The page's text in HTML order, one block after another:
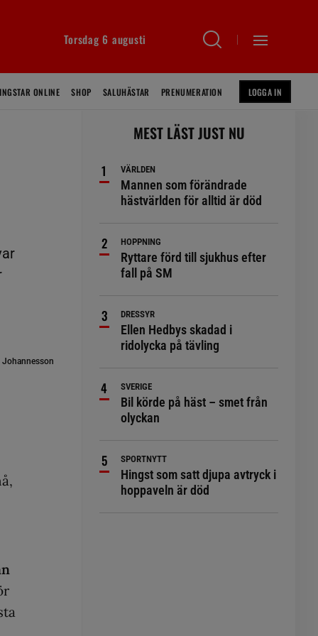
Torsdag 6 augusti
ONLINE SHOP SALUHÄSTAR PRENUMERATION LOGGA IN
MEST LÄST JUST NU
VÄRLDEN
Mannen som förändrade
hästvärlden för alltid är död
HOPPNING
Ryttare förd till sjukhus efter
fall på SM
DRESSYR
Ellen Hedbys skadad i
ridolycka på tävling
SVERIGE
Bil körde på häst – smet från
olyckan
SPORTNYTT
Hingst som satt djupa avtryck i
hoppaveln är död